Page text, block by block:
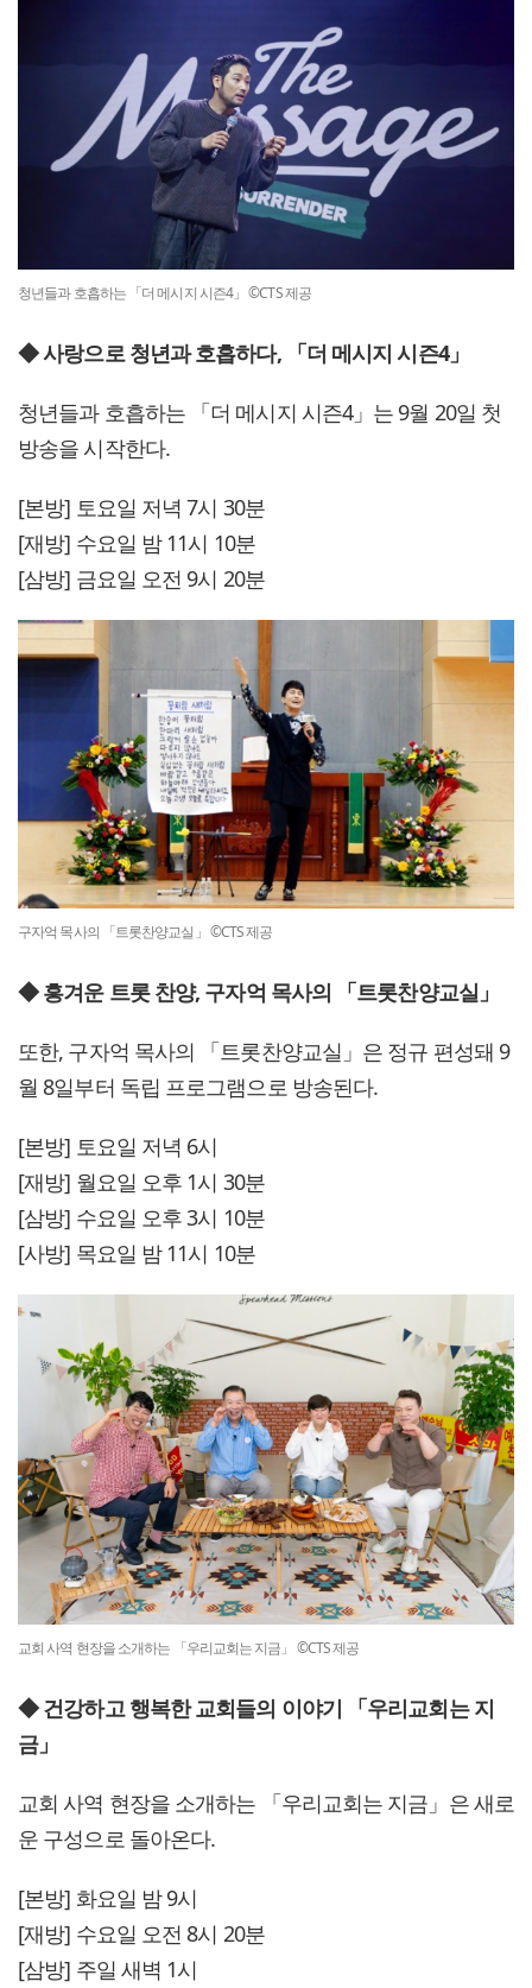
청년들과 호흡하는 「더 메시지 시즌4」 ©CTS 제공
◆ 사랑으로 청년과 호흡하다, 「더 메시지 시즌4」
청년들과 호흡하는 「더 메시지 시즌4」는 9월 20일 첫
방송을 시작한다.
[본방] 토요일 저녁 7시 30분
[재방] 수요일 밤 11시 10분
[삼방] 금요일 오전 9시 20분
구자억 목사의 「트롯찬양교실」 ©CTS 제공
◆ 흥겨운 트롯 찬양, 구자억 목사의 「트롯찬양교실」
또한, 구자억 목사의 「트롯찬양교실」은 정규 편성돼 9
월 8일부터 독립 프로그램으로 방송된다.
[본방] 토요일 저녁 6시
[재방] 월요일 오후 1시 30분
[삼방] 수요일 오후 3시 10분
[사방] 목요일 밤 11시 10분
교회 사역 현장을 소개하는 「우리교회는 지금」 ©CTS 제공
◆ 건강하고 행복한 교회들의 이야기 「우리교회는 지
금」
교회 사역 현장을 소개하는 「우리교회는 지금」은 새로
운 구성으로 돌아온다.
[본방] 화요일 밤 9시
[재방] 수요일 오전 8시 20분
[삼방] 주일 새벽 1시